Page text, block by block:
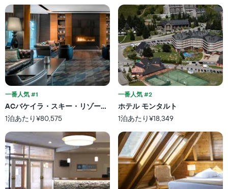
一番人気 #1
ACバケイラ・スキー・リゾート、オートグラフ コレクション
1泊あたり¥80,575
一番人気 #2
ホテル モンタルト
1泊あたり¥18,349